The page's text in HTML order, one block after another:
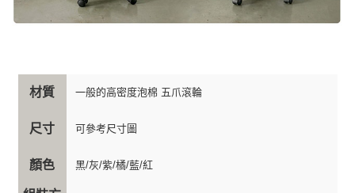
材質 一般的高密度泡棉 五爪滾輪
尺寸 可參考尺寸圖
顏色 黑/灰/紫/橘/藍/紅